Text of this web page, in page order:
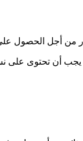
من أجل الحصول